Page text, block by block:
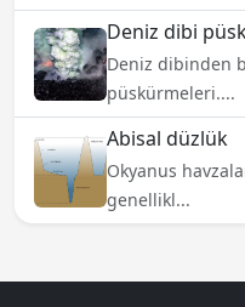
Deniz dibi
Deniz dibinden
püskürmeleri....
Abisal düzlük
Okyanus
genellikl...